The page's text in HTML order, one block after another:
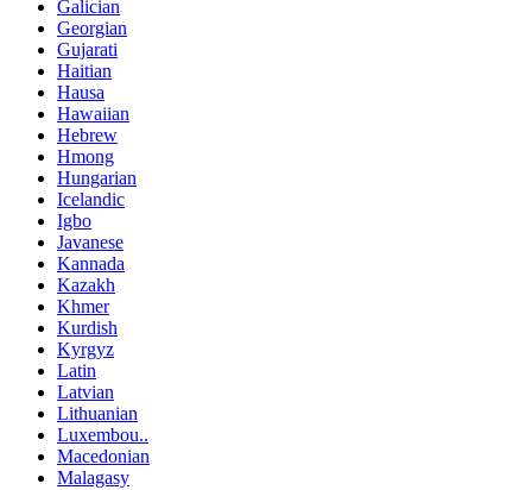
Galician
Georgian
Gujarati
Haitian
Hausa
Hawaiian
Hebrew
Hmong
Hungarian
Icelandic
Igbo
Javanese
Kannada
Kazakh
Khmer
Kurdish
Kyrgyz
Latin
Latvian
Lithuanian
Luxembou..
Macedonian
Malagasy